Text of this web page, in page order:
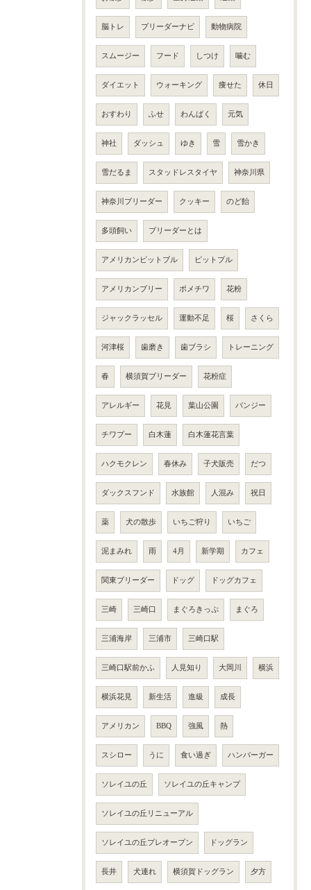
脳トレ ブリーダーナビ 動物病院
スムージー フード しつけ 噛む
ダイエット ウォーキング 痩せた 休日
おすわり ふせ わんぱく 元気
神社 ダッシュ ゆき 雪 雪かき
雪だるま スタッドレスタイヤ 神奈川県
神奈川ブリーダー クッキー のど飴
多頭飼い ブリーダーとは
アメリカンピットブル ピットブル
アメリカンブリー ポメチワ 花粉
ジャックラッセル 運動不足 桜 さくら
河津桜 歯磨き 歯ブラシ トレーニング
春 横須賀ブリーダー 花粉症
アレルギー 花見 葉山公園 パンジー
チワプー 白木蓮 白木蓮花言葉
ハクモクレン 春休み 子犬販売 だつ
ダックスフンド 水族館 人混み 祝日
薬 犬の散歩 いちご狩り いちご
泥まみれ 雨 4月 新学期 カフェ
関東ブリーダー ドッグ ドッグカフェ
三崎 三崎口 まぐろきっぷ まぐろ
三浦海岸 三浦市 三崎口駅
三崎口駅前かふ 人見知り 大岡川 横浜
横浜花見 新生活 進級 成長
アメリカン BBQ 強風 熱
スシロー うに 食い過ぎ ハンバーガー
ソレイユの丘 ソレイユの丘キャンプ
ソレイユの丘リニューアル
ソレイユの丘プレオープン ドッグラン
長井 犬連れ 横須賀ドッグラン 夕方